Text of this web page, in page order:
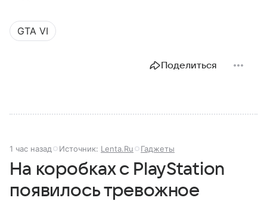
GTA VI
Поделиться
1 час назад Источник: Lenta.Ru Гаджеты
На коробках с PlayStation
появилось тревожное